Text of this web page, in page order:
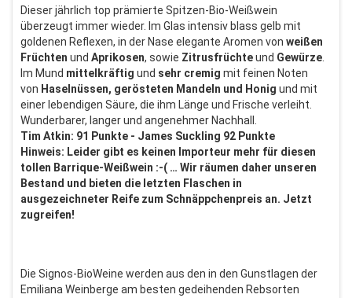
Dieser jährlich top prämierte Spitzen-Bio-Weißwein
überzeugt immer wieder. Im Glas intensiv blass gelb mit
goldenen Reflexen, in der Nase elegante Aromen von weißen
Früchten und Aprikosen, sowie Zitrusfrüchteund Gewürze
Im Mund mittelkräftig und sehr cremig mit feinen Noten
von Haselnüssen, gerösteten Mandeln und Honig und mit
einer lebendigen Säure, die ihm Länge und Frische verleiht.
Wunderbarer, langer und angenehmer Nachhall.
Tim Atkin: 91 Punkte - James Suckling 92 Punkte
Hinweis: Leider gibt es keinen Importeur mehr für diesen
tollen Barrique-Weißwein :-( … Wir räumen daher unseren
Bestand und bieten die letzten Flaschen in
ausgezeichneter Reife zum Schnäppchenpreis an. Jetzt
zugreifen!
Die Signos-BioWeine werden aus den in den Gunstlagen der
Emiliana Weinberge am besten gedeihenden Rebsorten